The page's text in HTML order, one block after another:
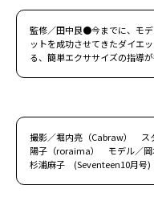
監修／田中良●今までに、モ
ットを成功させてきたダイエ
る、簡単エクササイズの指導
撮影／堀内亮（Cabraw） ス
陽子（roraima） モデル／岡
杉浦麻子 (Seventeen10月号)